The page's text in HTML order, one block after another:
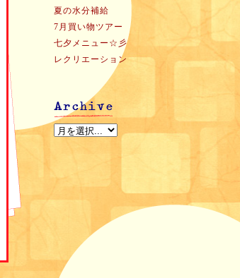
夏の水分補給
7月買い物ツアー
七夕メニュー☆彡
レクリエーション